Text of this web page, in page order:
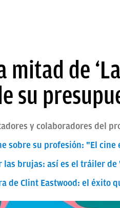
mitad de
su
y colaboradores del
sobre su profesión: "El
las brujas: así es el tráiler
de Clint Eastwood: el éxito